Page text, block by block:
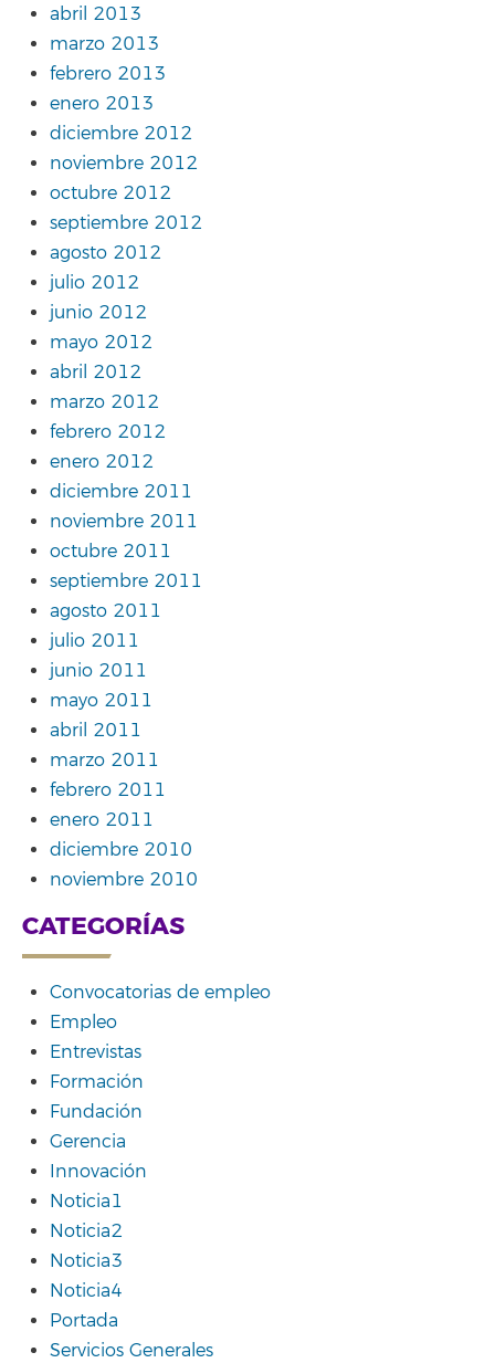
abril 2013
marzo 2013
febrero 2013
enero 2013
diciembre 2012
noviembre 2012
octubre 2012
septiembre 2012
agosto 2012
julio 2012
junio 2012
mayo 2012
abril 2012
marzo 2012
febrero 2012
enero 2012
diciembre 2011
noviembre 2011
octubre 2011
septiembre 2011
agosto 2011
julio 2011
junio 2011
mayo 2011
abril 2011
marzo 2011
febrero 2011
enero 2011
diciembre 2010
noviembre 2010
CATEGORÍAS
Convocatorias de empleo
Empleo
Entrevistas
Formación
Fundación
Gerencia
Innovación
Noticia1
Noticia2
Noticia3
Noticia4
Portada
Servicios Generales